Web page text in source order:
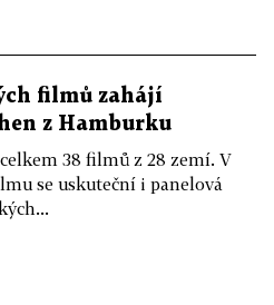
filmů zahájí
z Hamburku
38 filmů z 28 zemí. V
se uskuteční i panelová